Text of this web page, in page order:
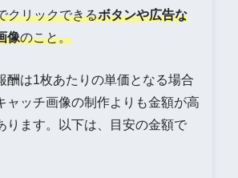
クリックできるボタンや広告な
像のこと。
酬は1枚あたりの単価となる場合
ャッチ画像の制作よりも金額が高
ります。以下は、目安の金額で